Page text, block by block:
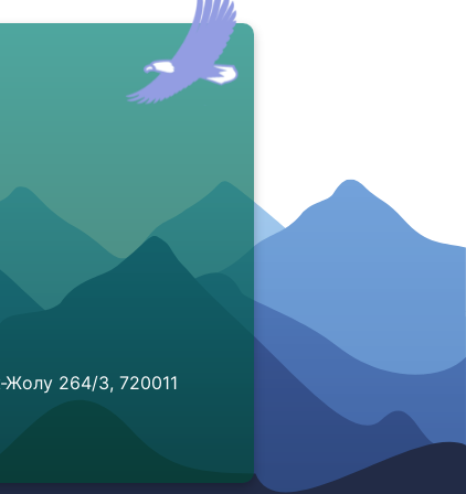
264/3, 720011